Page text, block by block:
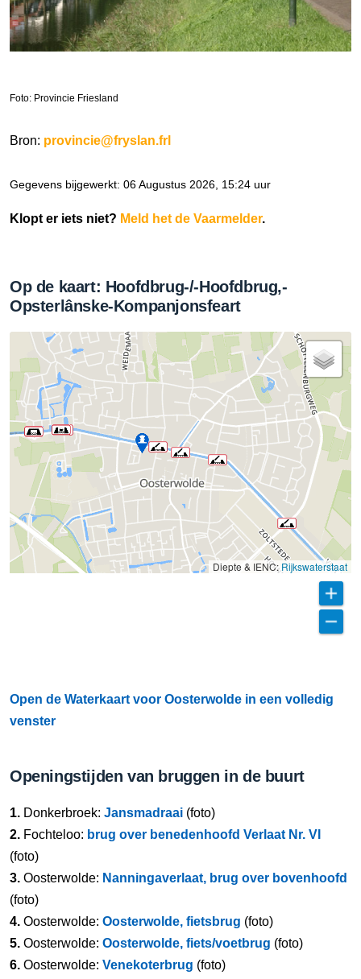
Foto: Provincie Friesland
Bron: provincie@fryslan.frl
Gegevens bijgewerkt: 06 Augustus 2026, 15:24 uur
Klopt er iets niet? Meld het de Vaarmelder.
Op de kaart: Hoofdbrug-/-Hoofdbrug,-
Opsterlânske-Kompanjonsfeart
Diepte & IENC:Rijkswaterstaat
Open de Waterkaart voor Oosterwolde in een volledig
venster
Openingstijden van bruggen in de buurt
1. Donkerbroek: Jansmadraai (foto)
2. Fochteloo: brug over benedenhoofd Verlaat Nr. VI
(foto)
3. Oosterwolde: Nanningaverlaat, brug over bovenhoofd
(foto)
4. Oosterwolde: Oosterwolde, fietsbrug (foto)
5. Oosterwolde: Oosterwolde, fiets/voetbrug (foto)
6. Oosterwolde: Venekoterbrug (foto)